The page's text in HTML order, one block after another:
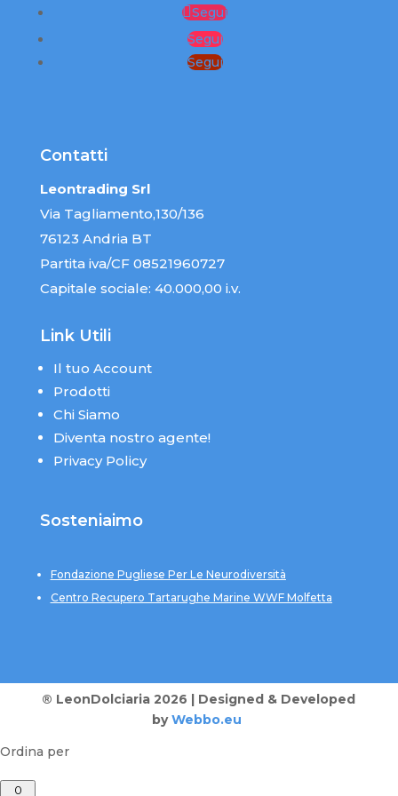
Segui
Segui
Segui
Contatti
Leontrading Srl
Via Tagliamento,130/136
76123 Andria BT
Partita iva/CF 08521960727
Capitale sociale: 40.000,00 i.v.
Link Utili
Il tuo Account
Prodotti
Chi Siamo
Diventa nostro agente!
Privacy Policy
Sosteniaimo
Fondazione Pugliese Per Le Neurodiversità
Centro Recupero Tartarughe Marine WWF Molfetta
® LeonDolciaria 2026 | Designed & Developed
by Webbo.eu
Ordina per
0